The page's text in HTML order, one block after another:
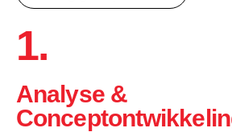
1.
Analyse &